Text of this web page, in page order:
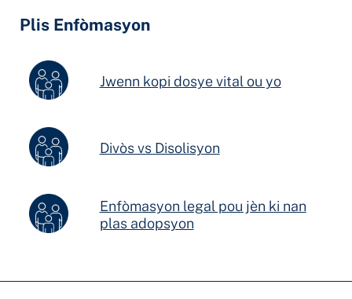
Plis Enfòmasyon
Jwenn kopi dosye vital ou yo
Divòs vs Disolisyon
Enfòmasyon legal pou jèn ki nan
plas adopsyon